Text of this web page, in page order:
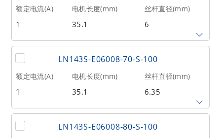
相数 转子惯量(g•cm²) 重量(kg)
2 20 0.21
额定电流(A) 电机长度(mm) 丝杆直径(mm)
1 35.1 6
丝杆导程(mm) 丝杆长度(mm) 额定推力(N
@300RPM)
相数 转子惯量(g•cm²) 重量(kg)
2 20 0.21
LN143S-E06008-70-S-100
额定电流(A) 电机长度(mm) 丝杆直径(mm)
1 35.1 6.35
丝杆导程(mm) 丝杆长度(mm) 额定推力(N
@300RPM)
LN143S-E06008-80-S-100